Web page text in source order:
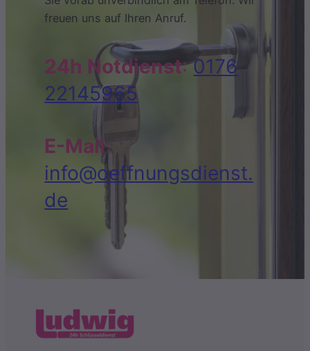
freuen uns auf Ihren Anruf.
24h Notdienst:0176
22145965
E-Mail:
info@oeffnungsdienst.
de